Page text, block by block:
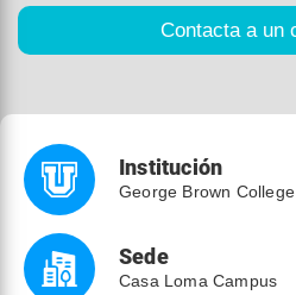
Institución
George Brown College
Sede
Casa Loma Campus